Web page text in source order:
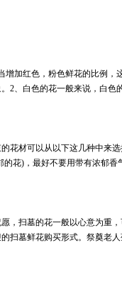
加红色，粉色鲜花的比例
2、白色的花一般来说，白
花材可以从以下这几种中来
花)，最好不要用带有浓郁
，扫墓的花一般以心意为重
墓鲜花购买形式。祭奠老